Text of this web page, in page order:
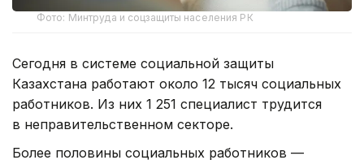
Фото: Минтруда и соцзащиты населения РК
Сегодня в системе социальной защиты
Казахстана работают около 12 тысяч социальных
работников. Из них 1 251 специалист трудится
в неправительственном секторе.
Более половины социальных работников —